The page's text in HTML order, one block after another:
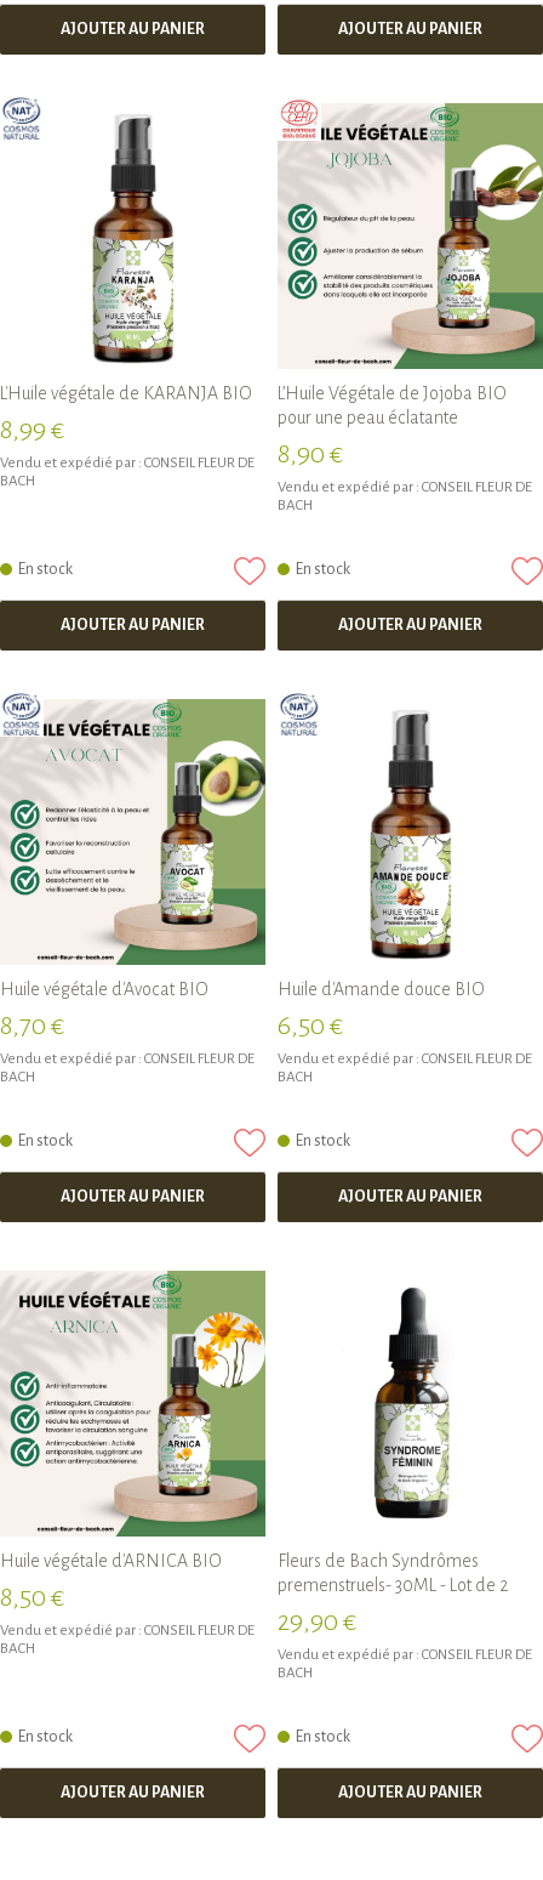
AJOUTER AU PANIER AJOUTER AU PANIER
L'Huile végétale de KARANJA BIO
8,99 €
Vendu et expédié par : CONSEIL FLEUR DE
BACH
En stock
AJOUTER AU PANIER
L’Huile Végétale de Jojoba BIO
pour une peau éclatante
8,90 €
Vendu et expédié par : CONSEIL FLEUR DE
BACH
En stock
AJOUTER AU PANIER
Huile végétale d'Avocat BIO
8,70 €
Vendu et expédié par : CONSEIL FLEUR DE
BACH
En stock
AJOUTER AU PANIER
Huile d'Amande douce BIO
6,50 €
Vendu et expédié par : CONSEIL FLEUR DE
BACH
En stock
AJOUTER AU PANIER
Huile végétale d'ARNICA BIO
8,50 €
Vendu et expédié par : CONSEIL FLEUR DE
BACH
En stock
AJOUTER AU PANIER
Fleurs de Bach Syndrômes
premenstruels- 30ML - Lot de 2
29,90 €
Vendu et expédié par : CONSEIL FLEUR DE
BACH
En stock
AJOUTER AU PANIER